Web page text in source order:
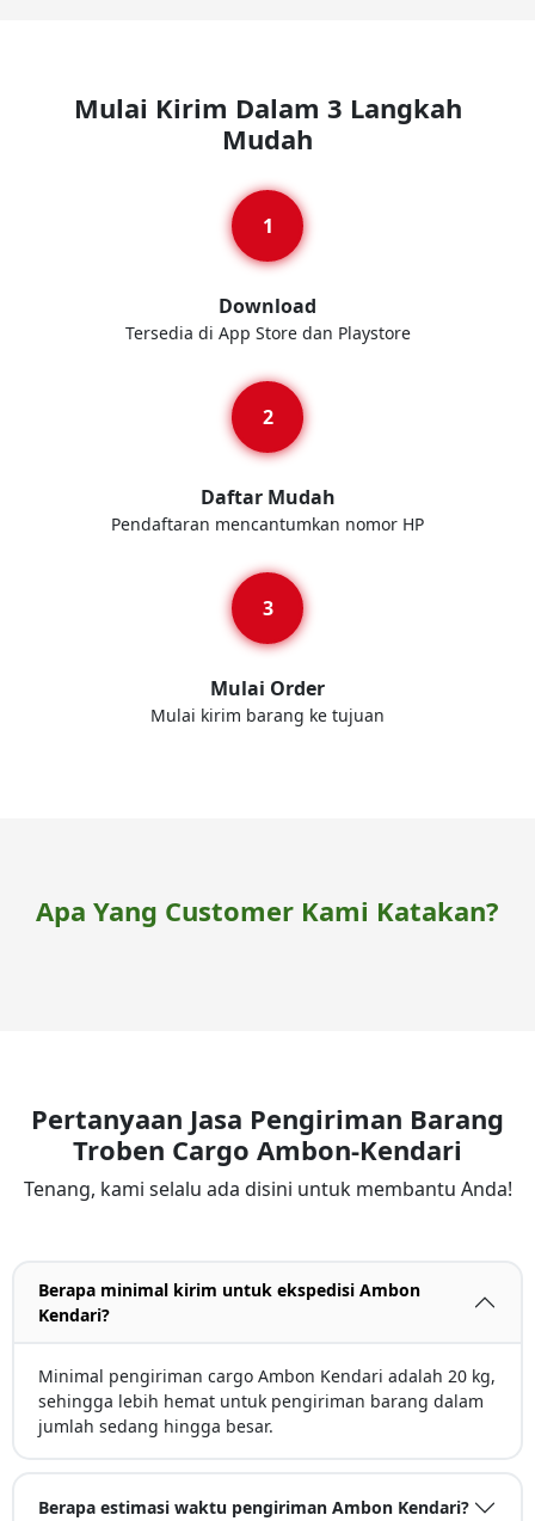
Mulai Kirim Dalam 3 Langkah
Mudah
Download
Tersedia di App Store dan Playstore
Daftar Mudah
Pendaftaran mencantumkan nomor HP
Mulai Order
Mulai kirim barang ke tujuan
Apa Yang Customer Kami Katakan?
Pertanyaan Jasa Pengiriman Barang
Troben Cargo Ambon-Kendari
Tenang, kami selalu ada disini untuk membantu Anda!
Berapa minimal kirim untuk ekspedisi Ambon
Kendari?
Minimal pengiriman cargo Ambon Kendari adalah 20 kg,
sehingga lebih hemat untuk pengiriman barang dalam
jumlah sedang hingga besar.
Berapa estimasi waktu pengiriman Ambon Kendari?